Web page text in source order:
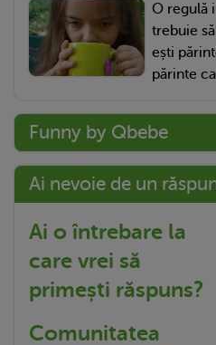
O regulă
trebuie
ești
părinte
Funny by Qbebe
Ai nevoie de un
Ai o întrebare la
care vrei să
primești răspuns?
Comunitatea